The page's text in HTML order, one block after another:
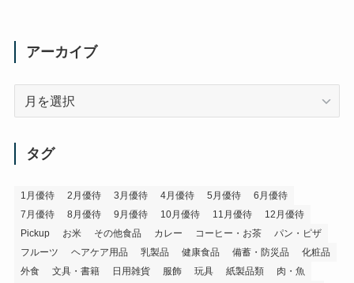
アーカイブ
タグ
1月優待 2月優待 3月優待 4月優待 5月優待
6月優待
7月優待
8月優待 9月優待 10月優待 11月優待
12月優待
Pickup
お米 その他食品 カレー コーヒー・お茶
パン・ピザ
フルーツ
ヘアケア用品 乳製品 健康食品 備蓄・防災品
化粧品
外食
文具・書籍 日用雑貨 服飾 玩具 紙製品類
肉・魚